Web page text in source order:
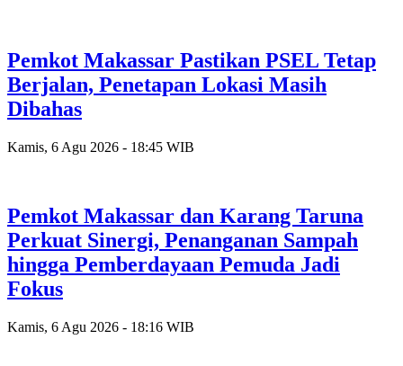
Pemkot Makassar Pastikan PSEL Tetap
Berjalan, Penetapan Lokasi Masih
Dibahas
Kamis, 6 Agu 2026 - 18:45 WIB
Pemkot Makassar dan Karang Taruna
Perkuat Sinergi, Penanganan Sampah
hingga Pemberdayaan Pemuda Jadi
Fokus
Kamis, 6 Agu 2026 - 18:16 WIB